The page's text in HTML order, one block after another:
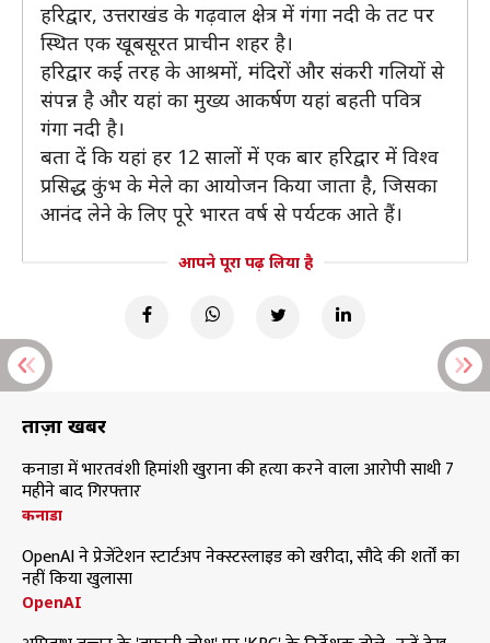
हरिद्वार, उत्तराखंड के गढ़वाल क्षेत्र में गंगा नदी के तट पर
स्थित एक खूबसूरत प्राचीन शहर है।
हरिद्वार कई तरह के आश्रमों, मंदिरों और संकरी गलियों से
संपन्न है और यहां का मुख्य आकर्षण यहां बहती पवित्र
गंगा नदी है।
बता दें कि यहां हर 12 सालों में एक बार हरिद्वार में विश्व
प्रसिद्ध कुंभ के मेले का आयोजन किया जाता है, जिसका
आनंद लेने के लिए पूरे भारत वर्ष से पर्यटक आते हैं।
आपने पूरा पढ़ लिया है
ताज़ा खबरें
कनाडा में भारतवंशी हिमांशी खुराना की हत्या करने वाला आरोपी साथी 7
महीने बाद गिरफ्तार
कनाडा
OpenAI ने प्रेजेंटेशन स्टार्टअप नेक्स्टस्लाइड को खरीदा, सौदे की शर्तों का
नहीं किया खुलासा
OpenAI